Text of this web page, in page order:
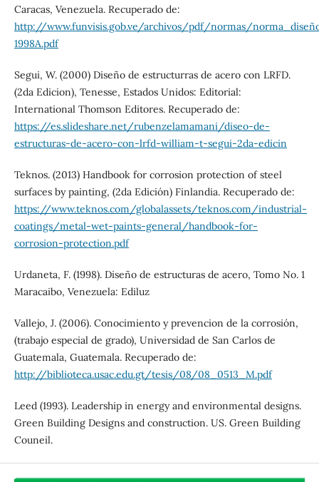
Caracas, Venezuela. Recuperado de:
http://www.funvisis.gob.ve/archivos/pdf/normas/
1998A.pdf
Segui, W. (2000) Diseño de estructurras de acero con LRFD.
(2da Edicion), Tenesse, Estados Unidos: Editorial:
International Thomson Editores. Recuperado de:
https://es.slideshare.net/rubenzelamamani/diseo-de-
estructuras-de-acero-con-lrfd-william-t-segui-2da-edicin
Teknos. (2013) Handbook for corrosion protection of steel
surfaces by painting, (2da Edición) Finlandia. Recuperado de:
https://www.teknos.com/globalassets/teknos.com/industrial-
coatings/metal-wet-paints-general/handbook-for-
corrosion-protection.pdf
Urdaneta, F. (1998). Diseño de estructuras de acero, Tomo No. 1
Maracaibo, Venezuela: Ediluz
Vallejo, J. (2006). Conocimiento y prevencion de la corrosión,
(trabajo especial de grado), Universidad de San Carlos de
Guatemala, Guatemala. Recuperado de:
http://biblioteca.usac.edu.gt/tesis/08/08_0513_M.pdf
Leed (1993). Leadership in energy and environmental designs.
Green Building Designs and construction. US. Green Building
Couneil.